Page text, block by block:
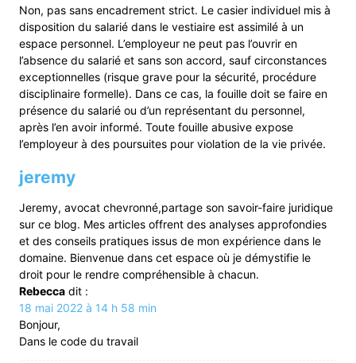
Non, pas sans encadrement strict. Le casier individuel mis à
disposition du salarié dans le vestiaire est assimilé à un
espace personnel. L’employeur ne peut pas l’ouvrir en
l’absence du salarié et sans son accord, sauf circonstances
exceptionnelles (risque grave pour la sécurité, procédure
disciplinaire formelle). Dans ce cas, la fouille doit se faire en
présence du salarié ou d’un représentant du personnel,
après l’en avoir informé. Toute fouille abusive expose
l’employeur à des poursuites pour violation de la vie privée.
jeremy
Jeremy, avocat chevronné,partage son savoir-faire juridique
sur ce blog. Mes articles offrent des analyses approfondies
et des conseils pratiques issus de mon expérience dans le
domaine. Bienvenue dans cet espace où je démystifie le
droit pour le rendre compréhensible à chacun.
Rebecca dit :
18 mai 2022 à 14 h 58 min
Bonjour,
Dans le code du travail